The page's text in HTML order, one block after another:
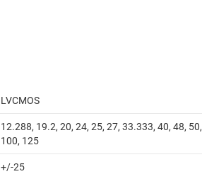
LVCMOS
12.288, 19.2, 20, 24, 25, 27, 33.333, 40, 48, 50,
100, 125
+/-25